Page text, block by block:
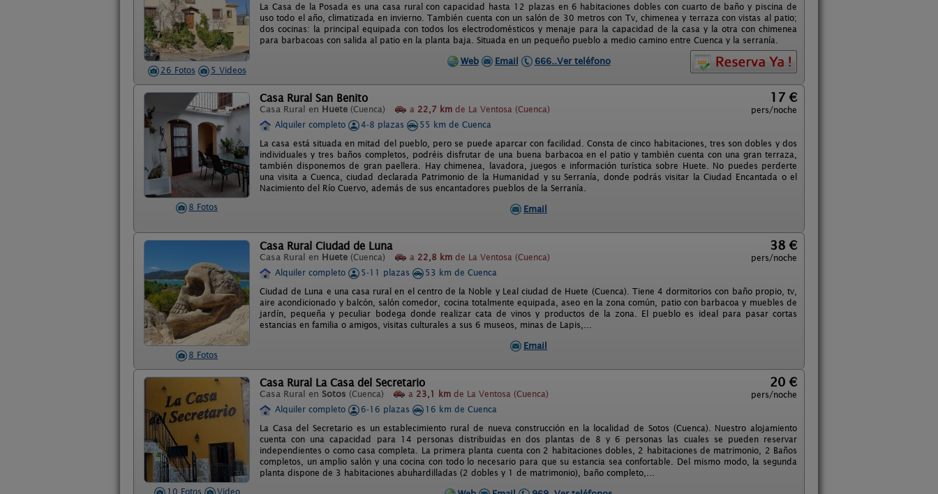
26 Fotos 5 Videos
La Casa de la Posada es una casa rural con capacidad hasta 12 plazas en 6 habitaciones dobles con cuarto de baño y piscina de
uso todo el año, climatizada en invierno. También cuenta con un salón de 30 metros con Tv, chimenea y terraza con vistas al patio;
dos cocinas: la principal equipada con todos los electrodomésticos y menaje para la capacidad de la casa y la otra con chimenea
para barbacoas con salida al patio en la planta baja. Situada en un pequeño pueblo a medio camino entre Cuenca y la serranía.
Web
Email 666..Ver teléfono
8 Fotos
Casa Rural San Benito
Casa Rural en Huete (Cuenca) a 22,7 km de La Ventosa (Cuenca)
17 €
pers/noche
Alquiler completo
4-8 plazas
55 km de Cuenca
La casa está situada en mitad del pueblo, pero se puede aparcar con facilidad. Consta de cinco habitaciones, tres son dobles y dos
individuales y tres baños completos, podréis disfrutar de una buena barbacoa en el patio y también cuenta con una gran terraza,
también disponemos de gran paellera. Hay chimenea, lavadora, juegos e información turística sobre Huete. No puedes perderte
una visita a Cuenca, ciudad declarada Patrimonio de la Humanidad y su Serranía, donde podrás visitar la Ciudad Encantada o el
Nacimiento del Río Cuervo, además de sus encantadores pueblos de la Serranía.
Email
8 Fotos
Casa Rural Ciudad de Luna
Casa Rural en Huete (Cuenca) a 22,8 km de La Ventosa (Cuenca)
38 €
pers/noche
Alquiler completo
5-11 plazas
53 km de Cuenca
Ciudad de Luna e una casa rural en el centro de la Noble y Leal ciudad de Huete (Cuenca). Tiene 4 dormitorios con baño propio, tv,
aire acondicionado y balcón, salón comedor, cocina totalmente equipada, aseo en la zona común, patio con barbacoa y muebles de
jardín, pequeña y peculiar bodega donde realizar cata de vinos y productos de la zona. El pueblo es ideal para pasar cortas
estancias en familia o amigos, visitas culturales a sus 6 museos, minas de Lapis,...
Email
10 Fotos Video
Casa Rural La Casa del Secretario
Casa Rural en Sotos (Cuenca) a 23,1 km de La Ventosa (Cuenca)
20 €
pers/noche
Alquiler completo
6-16 plazas
16 km de Cuenca
La Casa del Secretario es un establecimiento rural de nueva construcción en la localidad de Sotos (Cuenca). Nuestro alojamiento
cuenta con una capacidad para 14 personas distribuidas en dos plantas de 8 y 6 personas las cuales se pueden reservar
independientes o como casa completa. La primera planta cuenta con 2 habitaciones dobles, 2 habitaciones de matrimonio, 2 Baños
completos, un amplio salón y una cocina con todo lo necesario para que su estancia sea confortable. Del mismo modo, la segunda
planta dispone de 3 habitaciones abuhardilladas (2 dobles y 1 de matrimonio), baño completo,...